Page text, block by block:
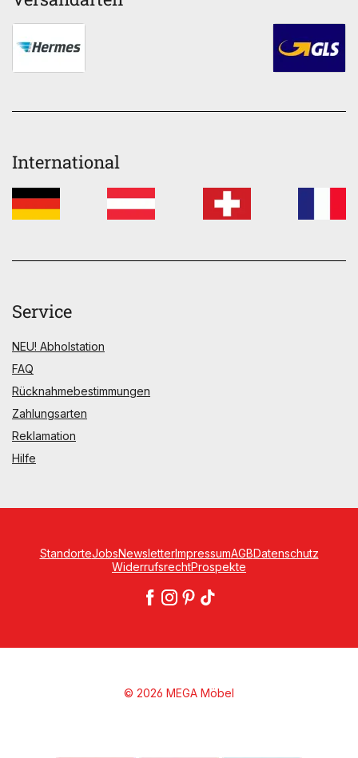
International
Service
NEU! Abholstation
FAQ
Rücknahmebestimmungen
Zahlungsarten
Reklamation
Hilfe
StandorteJobsNewsletterImpressumAGBDatenschutz
WiderrufsrechtProspekte
© 2026 MEGA Möbel